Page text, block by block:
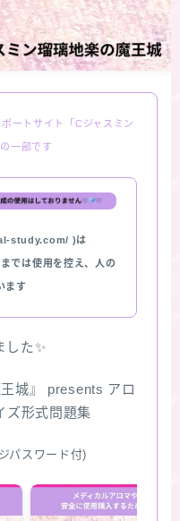
クイズ (kindle出
ートサイト「Cジャスミン
一部です
study.com/ )は
では使用を控え、人の
ます
した✨
城』 presents アロ
ズ形式問題集
パスワード付)